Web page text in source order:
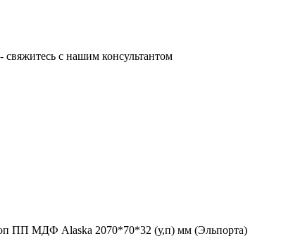
с нашим консультантом
ПП МДФ Alaska 2070*70*32 (у,п) мм (Эльпорта)